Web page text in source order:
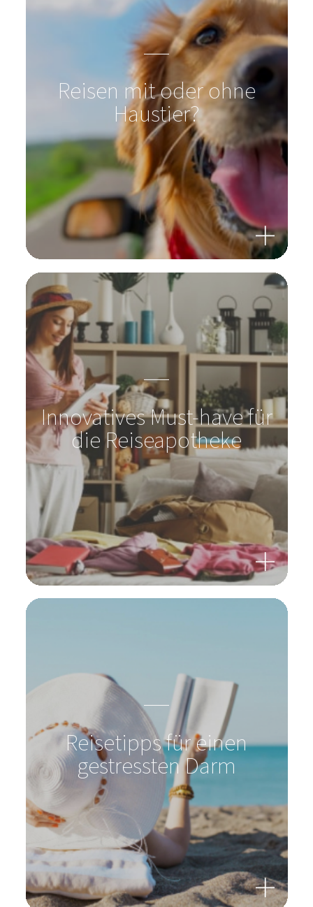
Reisen mit oder ohne
Haustier?
Innovatives Must-have für
die Reiseapotheke
Reisetipps für einen